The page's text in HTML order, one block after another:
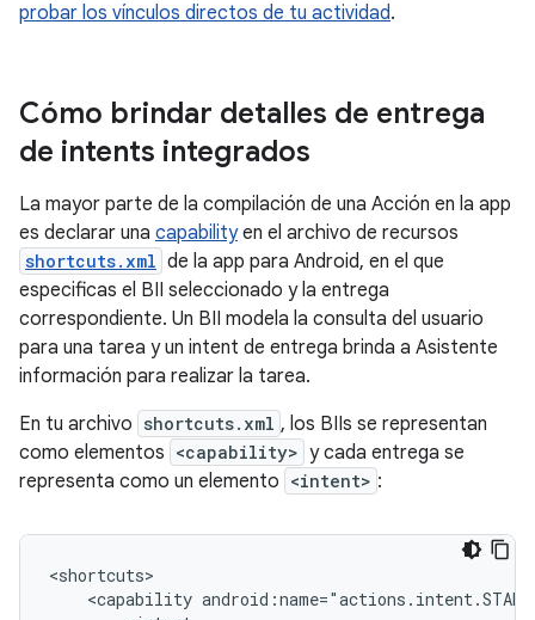
probar los vínculos directos de tu actividad.
Cómo brindar detalles de entrega
de intents integrados
La mayor parte de la compilación de una Acción en la app
es declarar una capabilityen el archivo de recursos
shortcuts.xml de la app para Android, en el que
especificas el BII seleccionado y la entrega
correspondiente. Un BII modela la consulta del usuario
para una tarea y un intent de entrega brinda a Asistente
información para realizar la tarea.
En tu archivo shortcuts.xml , los BIIs se representan
como elementos <capability> y cada entrega se
representa como un elemento <intent> :
<capability